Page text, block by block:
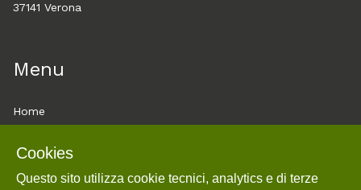
37141 Verona
Menu
Home
Esplora
Mostre
Cookies
Questo sito utilizza cookie tecnici, analytics e di terze